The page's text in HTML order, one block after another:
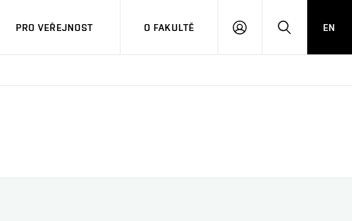
PRO VEŘEJNOST O FAKULTĚ
PŘIHLÁSITHLEDAT
EN